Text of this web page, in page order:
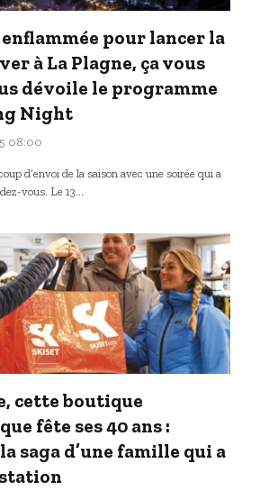
pour lancer la
à La Plagne, ça vous
dévoile le programme
Night
08:00
d’envoi de la saison avec une soirée qui a
vous. Le 13…
cette boutique
fête ses 40 ans :
saga d’une famille qui a